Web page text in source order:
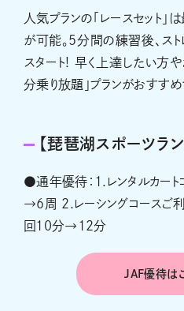
人気プランの「レースセット
が可能。５分間の練習後、ス
スタート! 早く上達したい方
分乗り放題」プランがおすすめ
【琵琶湖スポーツラン
●通年優待：1.レンタルカー
→6周 2.レーシングコース
回10分→12分
JAF優待は